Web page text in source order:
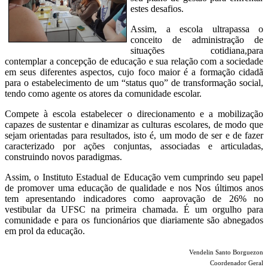
estes desafios.
Assim, a escola ultrapassa o
conceito de administração de
situações cotidiana,para
contemplar a concepção de educação e sua relação com a sociedade
em seus diferentes aspectos, cujo foco maior é a formação cidadã
para o estabelecimento de um “status quo” de transformação social,
tendo como agente os atores da comunidade escolar.
Compete à escola estabelecer o direcionamento e a mobilização
capazes de sustentar e dinamizar as culturas escolares, de modo que
sejam orientadas para resultados, isto é, um modo de ser e de fazer
caracterizado por ações conjuntas, associadas e articuladas,
construindo novos paradigmas.
Assim, o Instituto Estadual de Educação vem cumprindo seu papel
de promover uma educação de qualidade e nos Nos últimos anos
tem apresentando indicadores como aaprovação de 26% no
vestibular da UFSC na primeira chamada. É um orgulho para
comunidade e para os funcionários que diariamente são abnegados
em prol da educação.
Vendelin Santo Borguezon
Coordenador Geral